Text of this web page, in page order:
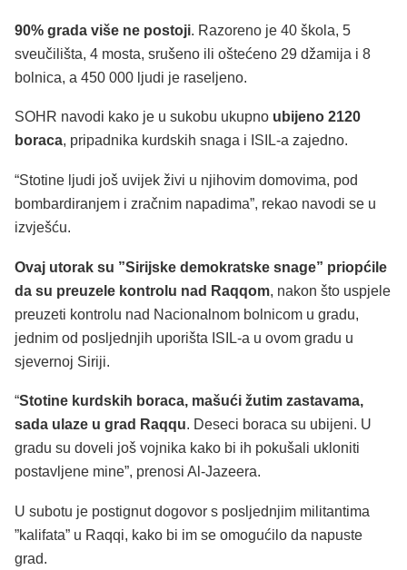
90% grada više ne postoji. Razoreno je 40 škola, 5
sveučilišta, 4 mosta, srušeno ili oštećeno 29 džamija i 8
bolnica, a 450 000 ljudi je raseljeno.
SOHR navodi kako je u sukobu ukupno ubijeno 2120
boraca, pripadnika kurdskih snaga i ISIL-a zajedno.
“Stotine ljudi još uvijek živi u njihovim domovima, pod
bombardiranjem i zračnim napadima”, rekao navodi se u
izvješću.
Ovaj utorak su ”Sirijske demokratske snage” priopćile
da su preuzele kontrolu nad Raqqom, nakon što uspjele
preuzeti kontrolu nad Nacionalnom bolnicom u gradu,
jednim od posljednjih uporišta ISIL-a u ovom gradu u
sjevernoj Siriji.
“Stotine kurdskih boraca, mašući žutim zastavama,
sada ulaze u grad Raqqu. Deseci boraca su ubijeni. U
gradu su doveli još vojnika kako bi ih pokušali ukloniti
postavljene mine”, prenosi Al-Jazeera.
U subotu je postignut dogovor s posljednjim militantima
”kalifata” u Raqqi, kako bi im se omogućilo da napuste
grad.